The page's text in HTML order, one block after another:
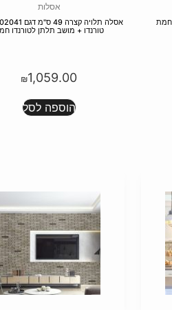
אסלות
טורנדו + מושב תלתן לטורנדו
₪1,059.00
הוספה לסל